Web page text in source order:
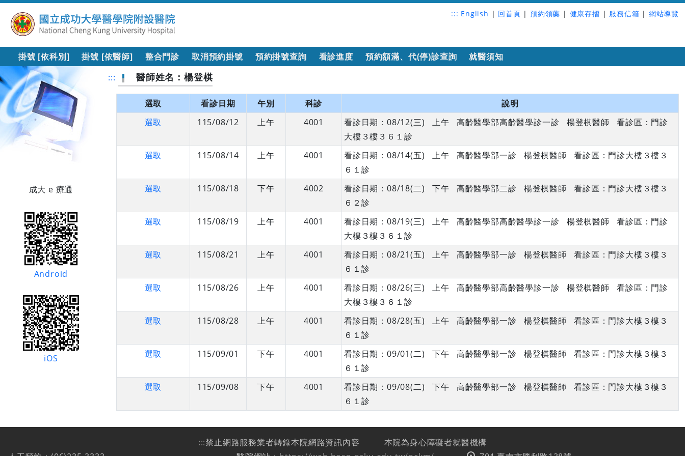
::: English | 回首頁 | 預約領藥 | 健康存摺 | 服務信箱 | 網站導覽
掛號 [依科別] 掛號 [依醫師] 整合門診 取消預約掛號 預約掛號查詢 看診進度 預約額滿、代(停)診查詢 就醫須知
成大 e 療通
Android
iOS
::: 醫師姓名：楊登棋
選取 看診日期 午別 科診
說明
選取
115/08/12 上午 4001
看診日期：08/12(三) 上午 高齡醫學部高齡醫學診一診 楊登棋醫師 看診區：門診
大樓３樓３６１診
選取
115/08/14 上午 4001
看診日期：08/14(五) 上午 高齡醫學部一診 楊登棋醫師 看診區：門診大樓３樓３
６１診
選取
115/08/18 下午 4002
看診日期：08/18(二) 下午 高齡醫學部二診 楊登棋醫師 看診區：門診大樓３樓３
６２診
選取
115/08/19 上午 4001
看診日期：08/19(三) 上午 高齡醫學部高齡醫學診一診 楊登棋醫師 看診區：門診
大樓３樓３６１診
選取
115/08/21 上午 4001
看診日期：08/21(五) 上午 高齡醫學部一診 楊登棋醫師 看診區：門診大樓３樓３
６１診
選取
115/08/26 上午 4001
看診日期：08/26(三) 上午 高齡醫學部高齡醫學診一診 楊登棋醫師 看診區：門診
大樓３樓３６１診
選取
115/08/28 上午 4001
看診日期：08/28(五) 上午 高齡醫學部一診 楊登棋醫師 看診區：門診大樓３樓３
６１診
選取
115/09/01 下午 4001
看診日期：09/01(二) 下午 高齡醫學部一診 楊登棋醫師 看診區：門診大樓３樓３
６１診
選取
115/09/08 下午 4001
看診日期：09/08(二) 下午 高齡醫學部一診 楊登棋醫師 看診區：門診大樓３樓３
６１診
:::禁止網路服務業者轉錄本院網路資訊內容
本院為身心障礙者就醫機構